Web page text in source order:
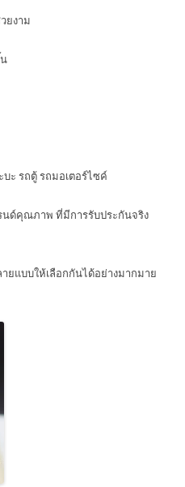
ยงาม
บะ รถตู้ รถมอเตอร์ไซค์
ด์คุณภาพ ที่มีการรับประกันจริง
แบบให้เลือกกันได้อย่างมากมาย